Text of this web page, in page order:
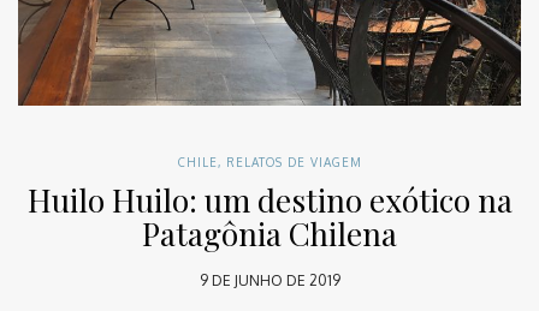
CHILE, RELATOS DE VIAGEM
Huilo Huilo: um destino exótico na
Patagônia Chilena
9 DE JUNHO DE 2019